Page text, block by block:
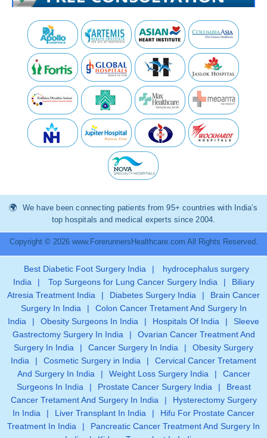
We have been connecting patients from 95+ countries with India’s
top hospitals and medical experts since 2004.
Copyright © 2026 www.ForerunnersHealthcare.com All Rights Reserved.
Best Diabetic Foot Surgery India |
hydrocephalus surgery
India
| Top Surgeons for Lung Cancer Surgery India |
Biliary
Atresia Treatment India
| Diabetes Surgery India |
Brain Cancer
Surgery In India
|
Colon Cancer Tretament And Surgery In
India
| Obesity Surgeons In India | Hospitals Of India |
Sleeve
Gastrectomy Surgery In India
|
Ovarian Cancer Treatment And
Surgery In India
| Cancer Surgery In India |
Obesity Surgery
India
| Cosmetic Surgery in India |
Cervical Cancer Tretament
And Surgery In India
| Weight Loss Surgery India |
Cancer
Surgeons In India
| Prostate Cancer Surgery India |
Breast
Cancer Tretament And Surgery In India
|
Hysterectomy Surgery
In India
| Liver Transplant In India |
Hifu For Prostate Cancer
Treatment In India
|
Pancreatic Cancer Treatment And Surgery In